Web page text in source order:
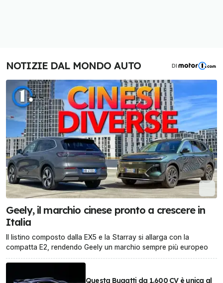
NOTIZIE DAL MONDO AUTO DI
Geely, il marchio cinese pronto a crescere in
Italia
Il listino composto dalla EX5 e la Starray si allarga con la
compatta E2, rendendo Geely un marchio sempre più europeo
Questa Bugatti da 1.600 CV è unica al